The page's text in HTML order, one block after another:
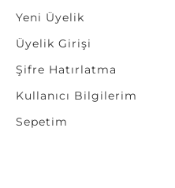
Yeni Üyelik
Üyelik Girişi
Şifre Hatırlatma
Kullanıcı Bilgilerim
Sepetim